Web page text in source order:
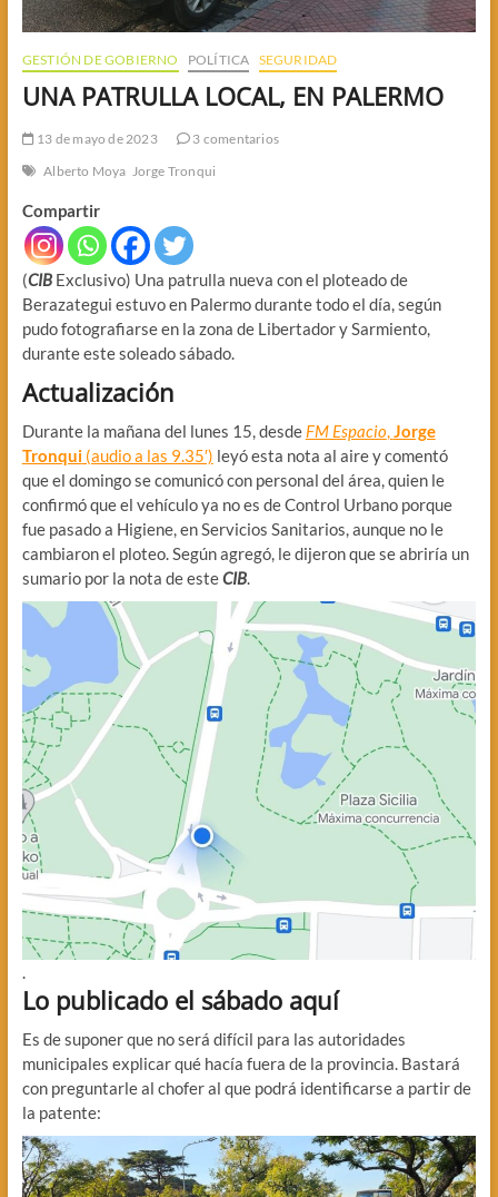
GESTIÓN DE GOBIERNO POLÍTICA SEGURIDAD
UNA PATRULLA LOCAL, EN PALERMO
13 de mayo de 2023
3 comentarios
Alberto Moya Jorge Tronqui
Compartir
(CIBExclusivo) Una patrulla nueva con el ploteado de
Berazategui estuvo en Palermo durante todo el día, según
pudo fotografiarse en la zona de Libertador y Sarmiento,
durante este soleado sábado.
Actualización
Durante la mañana del lunes 15, desde FM Espacio,Jorge
Tronqui(audio a las 9.35′) leyó esta nota al aire y comentó
que el domingo se comunicó con personal del área, quien le
confirmó que el vehículo ya no es de Control Urbano porque
fue pasado a Higiene, en Servicios Sanitarios, aunque no le
cambiaron el ploteo. Según agregó, le dijeron que se abriría un
sumario por la nota de esteCIB.
.
Lo publicado el sábado aquí
Es de suponer que no será difícil para las autoridades
municipales explicar qué hacía fuera de la provincia. Bastará
con preguntarle al chofer al que podrá identificarse a partir de
la patente: